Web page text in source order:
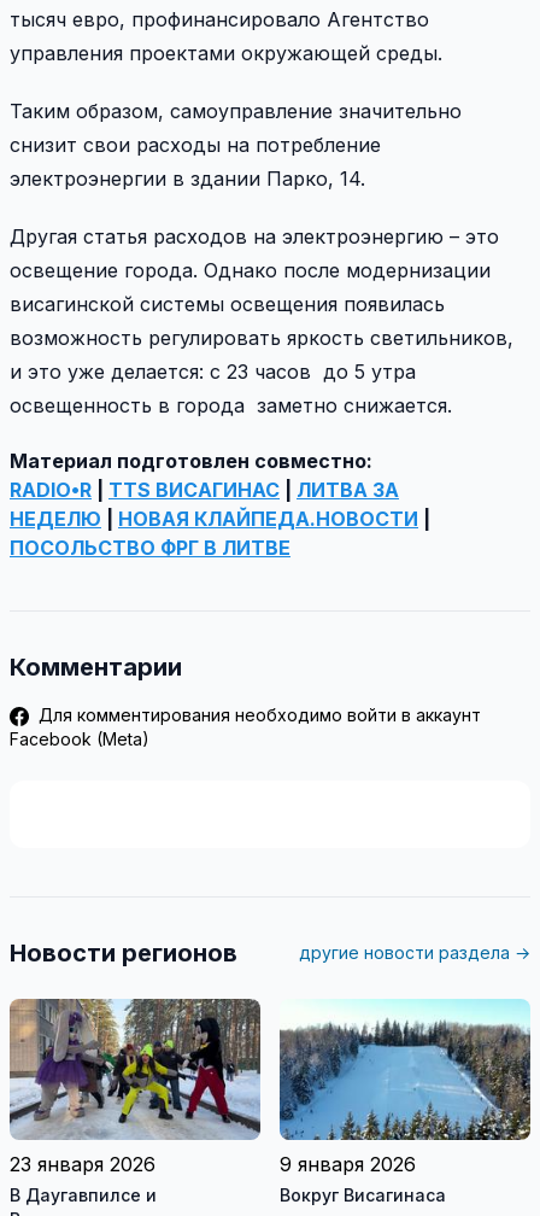
тысяч евро, профинансировало Агентство
управления проектами окружающей среды.
Таким образом, самоуправление значительно
снизит свои расходы на потребление
электроэнергии в здании Парко, 14.
Другая статья расходов на электроэнергию – это
освещение города. Однако после модернизации
висагинской системы освещения появилась
возможность регулировать яркость светильников,
и это уже делается: с 23 часов до 5 утра
освещенность в города заметно снижается.
Материал подготовлен совместно:
RADIO•R
TTS ВИСАГИНАС
ЛИТВА ЗА
НЕДЕЛЮ
НОВАЯ КЛАЙПЕДА.НОВОСТИ
ПОСОЛЬСТВО ФРГ В ЛИТВЕ
Комментарии
Для комментирования необходимо войти в аккаунт
Facebook (Meta)
Новости регионов другие новости раздела →
23 января 2026
В Даугавпилсе и
9 января 2026
Вокруг Висагинаса